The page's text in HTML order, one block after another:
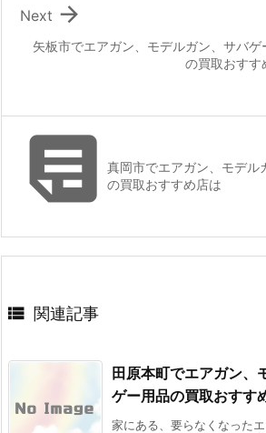
矢板市でエアガン、モデルガン、サバゲ
の買取おすす

Next
真岡市でエアガン、モデル
の買取おすすめ店は
 関連記事
田原本町でエアガン、
ゲー用品の買取おすす
家にある、要らなくなったエ